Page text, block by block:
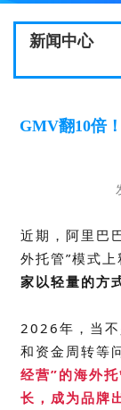
新闻中心
GMV翻10倍
近期，阿里巴
外托管”模式
家以轻量的方
2026年，当
和资金周转等
经营”的海外
长 ，成为品牌